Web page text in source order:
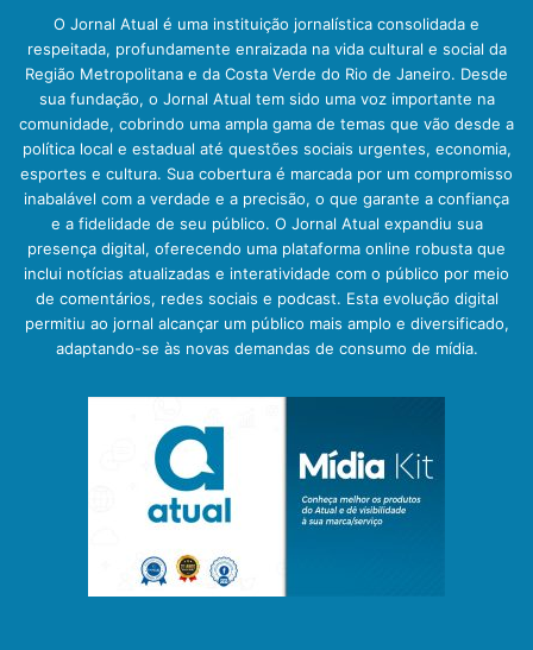
O Jornal Atual é uma instituição jornalística consolidada e
respeitada, profundamente enraizada na vida cultural e social da
Região Metropolitana e da Costa Verde do Rio de Janeiro. Desde
sua fundação, o Jornal Atual tem sido uma voz importante na
comunidade, cobrindo uma ampla gama de temas que vão desde a
política local e estadual até questões sociais urgentes, economia,
esportes e cultura. Sua cobertura é marcada por um compromisso
inabalável com a verdade e a precisão, o que garante a confiança
e a fidelidade de seu público. O Jornal Atual expandiu sua
presença digital, oferecendo uma plataforma online robusta que
inclui notícias atualizadas e interatividade com o público por meio
de comentários, redes sociais e podcast. Esta evolução digital
permitiu ao jornal alcançar um público mais amplo e diversificado,
adaptando-se às novas demandas de consumo de mídia.